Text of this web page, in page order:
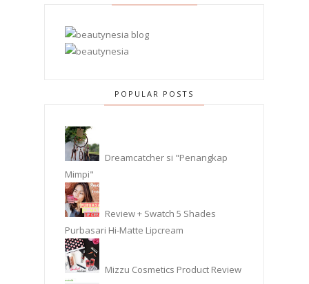
POPULAR POSTS
Dreamcatcher si "Penangkap
Mimpi"
Review + Swatch 5 Shades
Purbasari Hi-Matte Lipcream
Mizzu Cosmetics Product Review